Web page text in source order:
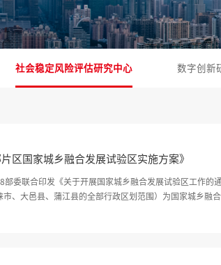
社会稳定风险评估研究中心 数字创新
片区国家城乡融合发展试验区实施方案》
部委联合印发《关于开展国家城乡融合发展试验区工作
市、大邑县、蒲江县的全部行政区划范围）为国家城乡融